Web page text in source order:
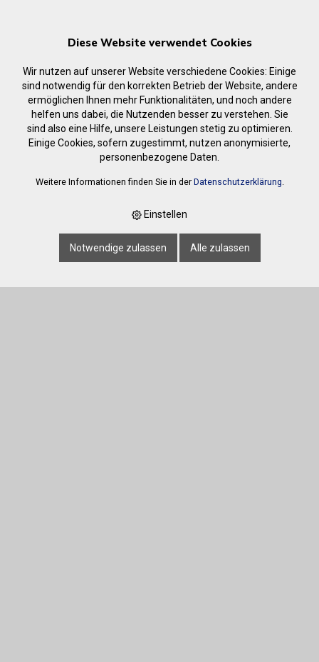
Warenkorb
Es befinden sich keine Artikel im Warenkorb.
Diese Website verwendet Cookies
Wir nutzen auf unserer Website verschiedene Cookies: Einige
sind notwendig für den korrekten Betrieb der Website, andere
ermöglichen Ihnen mehr Funktionalitäten, und noch andere
helfen uns dabei, die Nutzenden besser zu verstehen. Sie
sind also eine Hilfe, unsere Leistungen stetig zu optimieren.
Einige Cookies, sofern zugestimmt, nutzen anonymisierte,
personenbezogene Daten.
Weitere Informationen finden Sie in der Datenschutzerklärung.
Einstellen
Notwendige zulassen Alle zulassen